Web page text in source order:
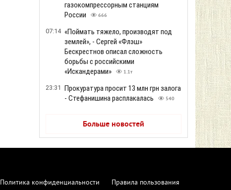
газокомпрессорным станциям
России
666
07:14 «Поймать тяжело, производят под
землей», - Сергей «Флэш»
Бескрестнов описал сложность
борьбы с российскими
«Искандерами»
1.1т
23:31 Прокуратура просит 13 млн грн залога
- Стефанишина расплакалась
540
Больше новостей
Политика конфиденциальности Правила пользования